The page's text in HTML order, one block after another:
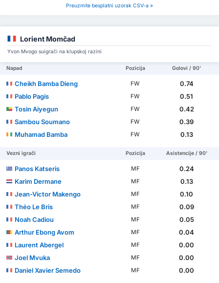
Preuzmite besplatni uzorak CSV-a »
Lorient Momčad
Yvon Mvogo suigrači na klupskoj razini
Napad Pozicija Golovi / 90'
Cheikh Bamba Dieng FW
0.74
Pablo Pagis
FW
0.51
Tosin Aiyegun
FW
0.42
Sambou Soumano
FW
0.39
Muhamad Bamba
FW 0.13
Vezni igrači Pozicija Asistencije / 90'
Panos Katseris MF
0.24
Karim Dermane
MF
0.13
Jean-Victor Makengo
MF
0.10
Théo Le Bris
MF
0.09
Noah Cadiou
MF
0.05
Arthur Ebong Avom
MF
0.04
Laurent Abergel
MF
0.00
Joel Mvuka
MF
0.00
Daniel Xavier Semedo
MF 0.00